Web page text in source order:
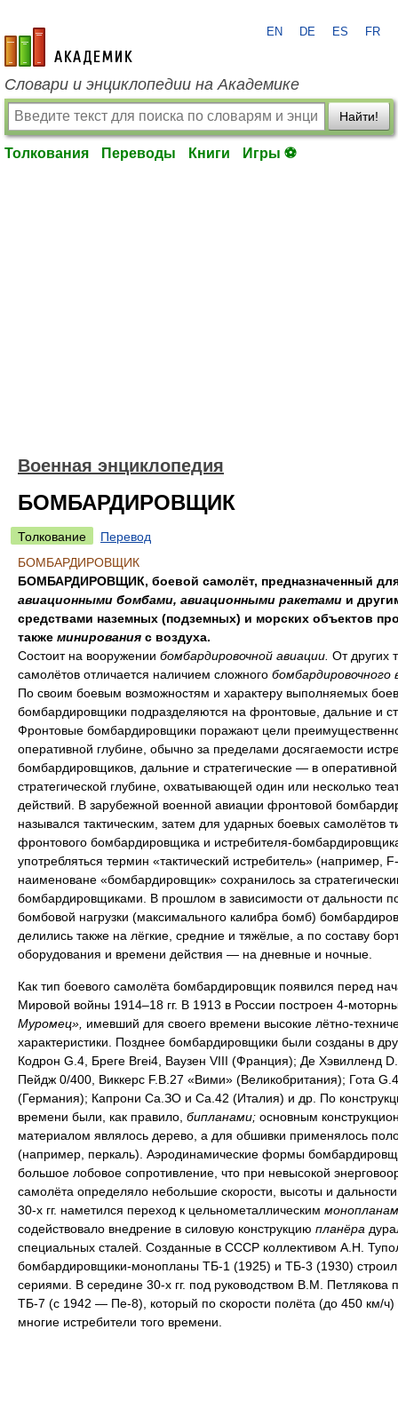
academic.ru
EN DE ES FR
Словари и энциклопедии на Академике
Найти!
Толкования Переводы Книги Игры ⚽
Военная энциклопедия
БОМБАРДИРОВЩИК
Толкование
Перевод
БОМБАРДИРОВЩИК
БОМБАРДИРОВЩИК, боевой самолёт, предназначенный
авиационными бомбами, авиационными ракетами и
средствами наземных (подземных) и морских объектов
также минирования с воздуха.
Состоит на вооружении бомбардировочной авиации. От других
самолётов отличается наличием сложного бомбардировочного
По своим боевым возможностям и характеру выполняемых
бомбардировщики подразделяются на фронтовые, дальние и
Фронтовые бомбардировщики поражают цели
оперативной глубине, обычно за пределами досягаемости
бомбардировщиков, дальние и стратегические — в
стратегической глубине, охватывающей один или несколько
действий. В зарубежной военной авиации фронтовой
назывался тактическим, затем для ударных боевых самолётов
фронтового бомбардировщика и истребителя-
употребляться термин «тактический истребитель» (например,
наименоване «бомбардировщик» сохранилось за
бомбардировщиками. В прошлом в зависимости от дальности
бомбовой нагрузки (максимального калибра бомб)
делились также на лёгкие, средние и тяжёлые, а по составу
оборудования и времени действия — на дневные и ночные.
Как тип боевого самолёта бомбардировщик появился перед
Мировой войны 1914–18 гг. В 1913 в России построен 4-
Муромец», имевший для своего времени высокие лётно-
характеристики. Позднее бомбардировщики были созданы в
Кодрон G.4, Бреге Brei4, Ваузен VIII (Франция); Де Хэвилленд
Пейдж 0/400, Виккерс F.B.27 «Вими» (Великобритания); Гота
(Германия); Капрони Са.ЗО и Са.42 (Италия) и др. По
времени были, как правило, бипланами; основным
материалом являлось дерево, а для обшивки применялось
(например, перкаль). Аэродинамические формы
большое лобовое сопротивление, что при невысокой
самолёта определяло небольшие скорости, высоты и
30-х гг. наметился переход к цельнометаллическим
содействовало внедрение в силовую конструкцию планёра
специальных сталей. Созданные в СССР коллективом А.Н.
бомбардировщики-монопланы ТБ-1 (1925) и ТБ-3 (1930)
сериями. В середине 30-х гг. под руководством В.М. Петлякова
ТБ-7 (с 1942 — Пе-8), который по скорости полёта (до 450 км/ч)
многие истребители того времени.